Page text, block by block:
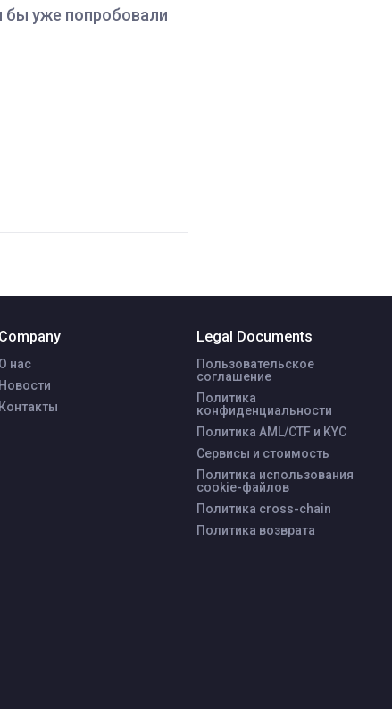
бы уже попробовали
Company
О нас
Новости
Контакты
Legal Documents
Пользовательское
соглашение
Политика
конфиденциальности
Политика AML/CTF и KYC
Сервисы и стоимость
Политика использования
cookie-файлов
Политика cross-chain
Политика возврата